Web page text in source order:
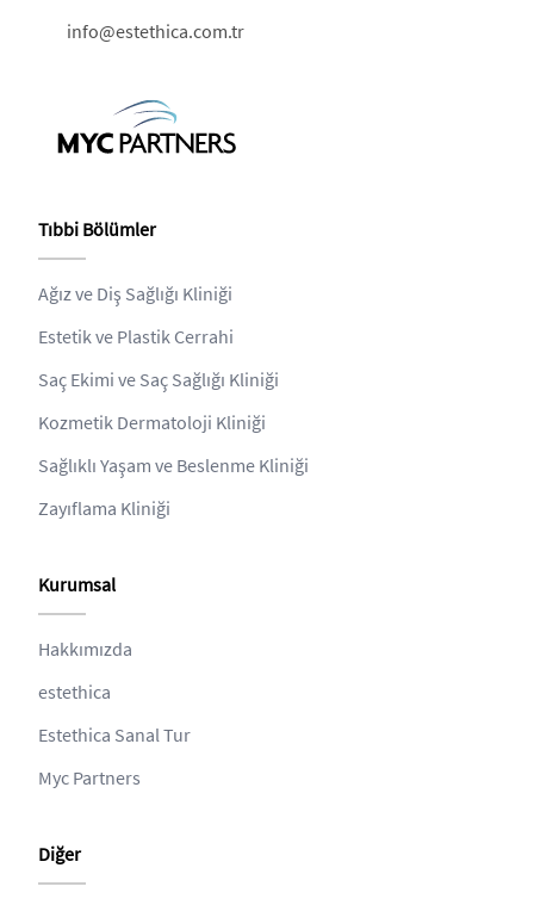
info@estethica.com.tr
Tıbbi Bölümler
Ağız ve Diş Sağlığı Kliniği
Estetik ve Plastik Cerrahi
Saç Ekimi ve Saç Sağlığı Kliniği
Kozmetik Dermatoloji Kliniği
Sağlıklı Yaşam ve Beslenme Kliniği
Zayıflama Kliniği
Kurumsal
Hakkımızda
estethica
Estethica Sanal Tur
Myc Partners
Diğer